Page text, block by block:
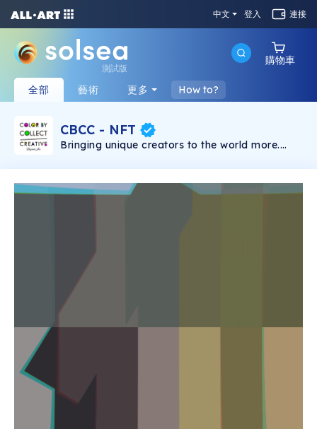
中文 登入 連接
測試版
購物車
全部 藝術 更多 How to?
CBCC - NFT
Bringing unique creators to the world more.